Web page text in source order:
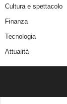
Cultura e spettacolo
Finanza
Tecnologia
Attualità